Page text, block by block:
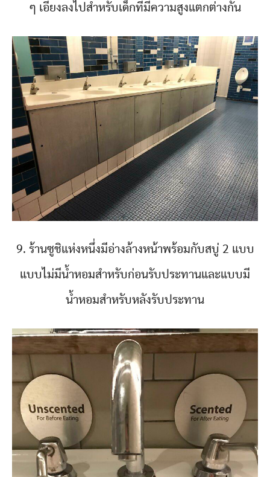
ๆ เอียงลงไปสำหรับเด็กที่มีความสูงแตกต่างกัน
9. ร้านซูชิแห่งหนึ่งมีอ่างล้างหน้าพร้อมกับสบู่ 2 แบบ
แบบไม่มีน้ำหอมสำหรับก่อนรับประทานและแบบมี
น้ำหอมสำหรับหลังรับประทาน